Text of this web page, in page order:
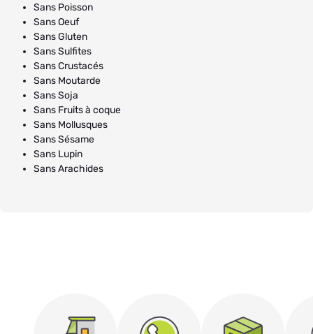
Sans Poisson
Sans Oeuf
Sans Gluten
Sans Sulfites
Sans Crustacés
Sans Moutarde
Sans Soja
Sans Fruits à coque
Sans Mollusques
Sans Sésame
Sans Lupin
Sans Arachides